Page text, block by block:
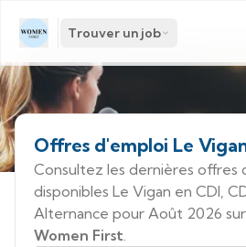
Trouver un job
Offres d'emploi Le
Consultez les dernières offres
disponibles Le Vigan en CDI,
Alternance pour Août 2026
Women First.